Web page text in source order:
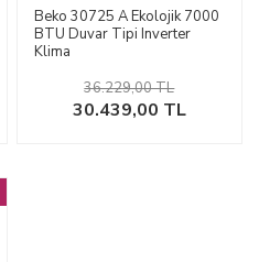
Beko 30725 A Ekolojik 7000
BTU Duvar Tipi Inverter
Klima
30.439,00 TL
36.229,00 TL